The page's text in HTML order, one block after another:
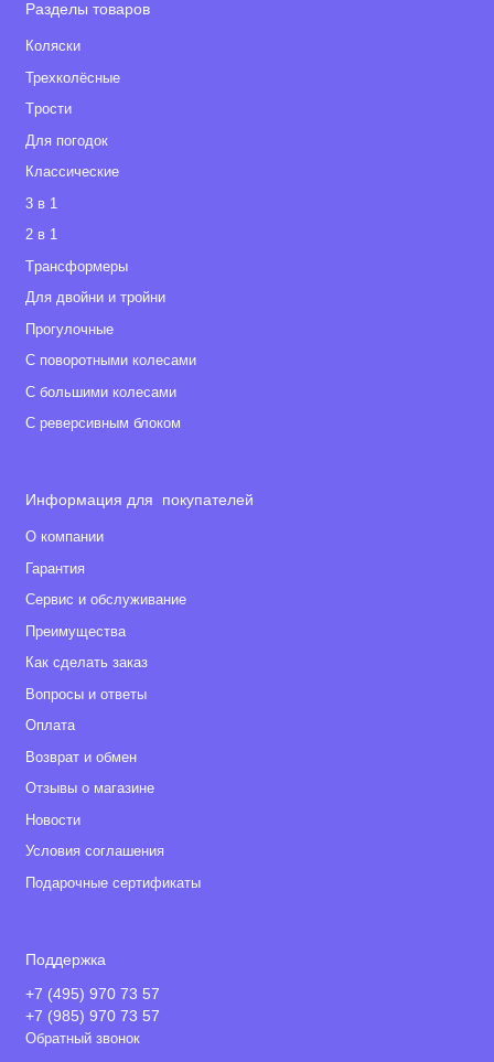
Разделы товаров
Коляски
Трехколёсные
Tрости
Для погодок
Классические
3 в 1
2 в 1
Tрансформеры
Для двойни и тройни
Прогулочные
С поворотными колесами
С большими колесами
С реверсивным блоком
Информация для покупателей
О компании
Гарантия
Сервис и обслуживание
Преимущества
Как сделать заказ
Вопросы и ответы
Оплата
Возврат и обмен
Отзывы о магазине
Новости
Условия соглашения
Подарочные сертификаты
Поддержка
+7 (495) 970 73 57
+7 (985) 970 73 57
Обратный звонок